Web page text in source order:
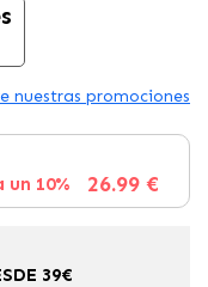
nuestras promociones
10% 26.99 €
39€